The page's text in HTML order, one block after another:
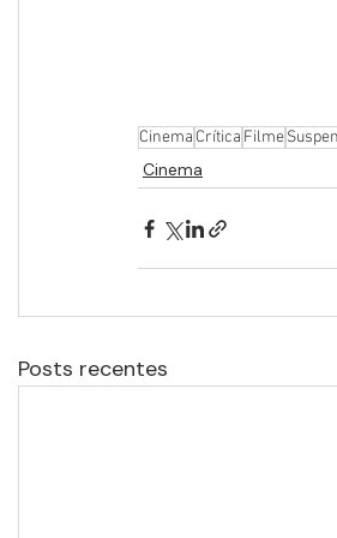
Cinema Crítica Filme
Cinema
Posts recentes